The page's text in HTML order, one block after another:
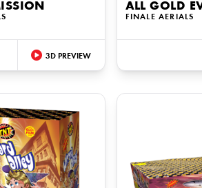
3D PREVIEW
ALL GOLD
FINALE AERIALS